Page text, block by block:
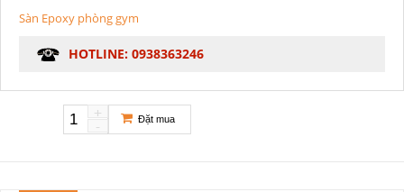
Sàn Epoxy phòng gym
HOTLINE: 0938363246
-
+ Đặt mua